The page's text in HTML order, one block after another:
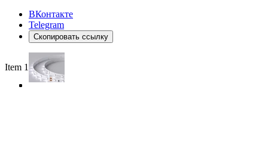
ВКонтакте
Telegram
Скопировать ссылку
Item 1 of 3